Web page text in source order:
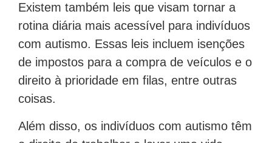
Existem também leis que visam tornar a
rotina diária mais acessível para indivíduos
com autismo. Essas leis incluem isenções
de impostos para a compra de veículos e o
direito à prioridade em filas, entre outras
coisas.
Além disso, os indivíduos com autismo têm